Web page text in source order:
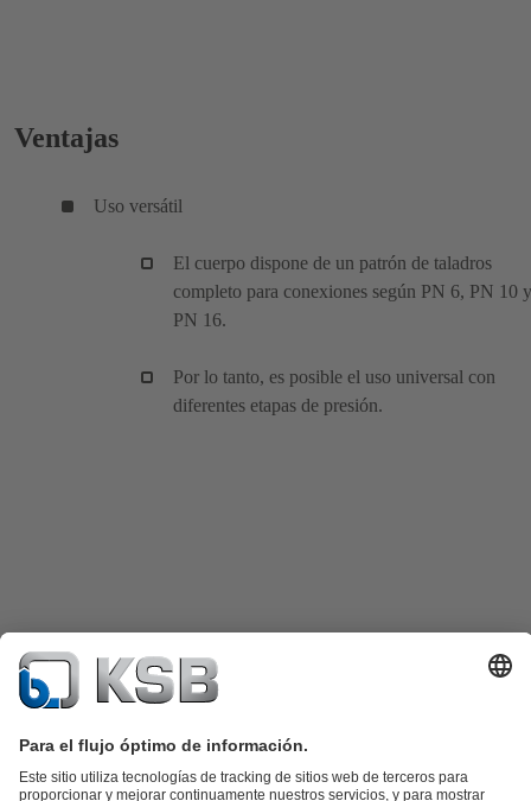
Ventajas
Uso versátil
El cuerpo dispone de un patrón de taladros
completo para conexiones según PN 6, PN 10 y
PN 16.
Por lo tanto, es posible el uso universal con
diferentes etapas de presión.